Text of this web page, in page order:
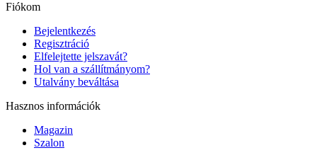
Fiókom
Bejelentkezés
Regisztráció
Elfelejtette jelszavát?
Hol van a szállítmányom?
Utalvány beváltása
Hasznos információk
Magazin
Szalon